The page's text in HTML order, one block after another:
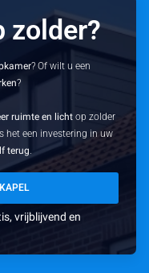
zolder?
? Of wilt u een
?
ruimte en licht op zolder
het een investering in uw
terug.
vrijblijvend en